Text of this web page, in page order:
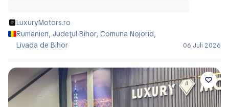
LuxuryMotors.ro
Rumänien, Judeţul Bihor, Comuna Nojorid,
Livada de Bihor
06 Juli 2026